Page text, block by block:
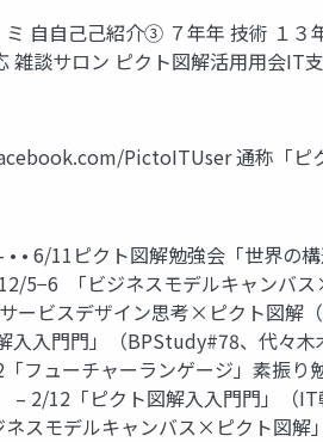
自⼰己紹介③ ７年年 技術 １３
雑談サロン ピクト図解活⽤用会
PictoITUser 通称「ピ
• 6/11ピクト図解勉強会「世界
5−6 「ビジネスモデルキャンバ
ービスデザイン思考×ピクト図解
入⾨門」（BPStudy#78、代々
フューチャーランゲージ」素振
2/12「ピクト図解⼊入⾨門」（
スモデルキャンバス×ピクト図解